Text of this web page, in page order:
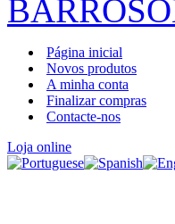
Página inicial
Novos produtos
A minha conta
Finalizar compras
Contacte-nos
Loja online